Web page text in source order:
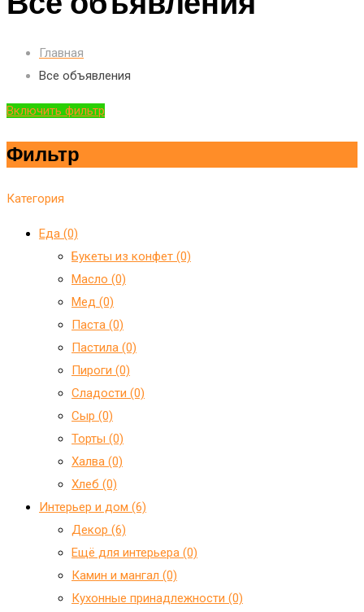
Главная
Все объявления
Включить фильтр
Фильтр
Категория
Еда (0)
Букеты из конфет (0)
Масло (0)
Мед (0)
Паста (0)
Пастила (0)
Пироги (0)
Сладости (0)
Сыр (0)
Торты (0)
Халва (0)
Хлеб (0)
Интерьер и дом (6)
Декор (6)
Ещё для интерьера (0)
Камин и мангал (0)
Кухонные принадлежности (0)